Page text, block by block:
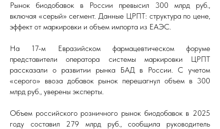
Рынок биодобавок в России превысил 300 млрд руб.,
включая «серый» сегмент. Данные ЦРПТ: структура по цене,
эффект от маркировки и объем импорта из ЕАЭС.
На 17-м Евразийском фармацевтическом форуме
представители оператора системы маркировки ЦРПТ
рассказали о развитии рынка БАД в России. С учетом
«серого» ввоза добавок рынок перешагнул объем в 300
млрд руб., уверены эксперты.
Объем российского розничного рынок биодобавок в 2025
году составил 279 млрд руб., сообщила руководитель